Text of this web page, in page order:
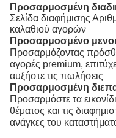
Προσαρμοσμένη
Σελίδα διαφήμισης
καλαθιού αγορών
Προσαρμοσμένο
Προσαρμόζοντας
αγορές premium,
αυξήστε τις πωλήσεις
Προσαρμοσμένη
Προσαρμόστε τα
θέματος και τις
ανάγκες του